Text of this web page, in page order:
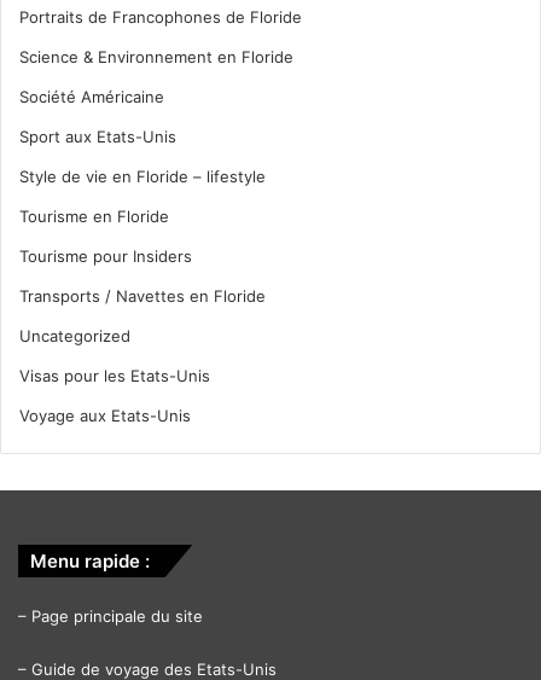
Portraits de Francophones de Floride
Science & Environnement en Floride
Société Américaine
Sport aux Etats-Unis
Style de vie en Floride – lifestyle
Tourisme en Floride
Tourisme pour Insiders
Transports / Navettes en Floride
Uncategorized
Visas pour les Etats-Unis
Voyage aux Etats-Unis
Menu rapide :
– Page principale du site
– Guide de voyage des Etats-Unis